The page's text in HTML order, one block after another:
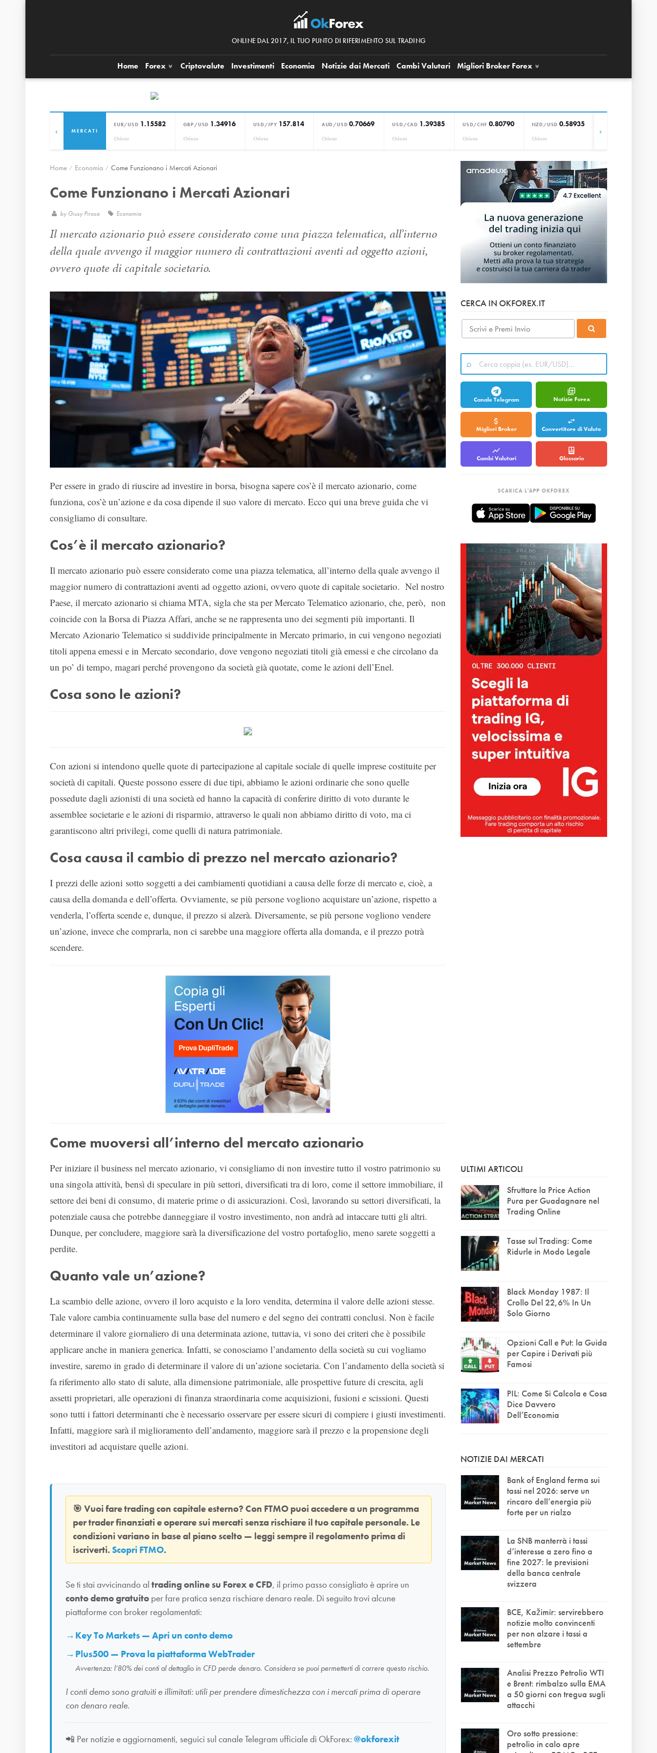
ONLINE DAL 2017, IL TUO PUNTO DI RIFERIMENTO SUL TRADING
Home Forex Criptovalute Investimenti Economia Notizie dai Mercati Cambi Valutari Migliori Broker Forex
MERCATI
EUR/USD 1.15582
Chiuso
GBP/USD 1.34916
Chiuso
USD/JPY 157.814
Chiuso
AUD/USD 0.70669
Chiuso
USD/CAD 1.39385
Chiuso
USD/CHF 0.80790
Chiuso
NZD/USD 0.58935
Chiuso
‹ ›
Home Economia Come Funzionano i Mercati Azionari
Come Funzionano i Mercati Azionari
by Giusy Pirosa Economia
Il mercato azionario può essere considerato come una piazza telematica, all’interno
della quale avvengo il maggior numero di contrattazioni aventi ad oggetto azioni,
ovvero quote di capitale societario.
Per essere in grado di riuscire ad investire in borsa, bisogna sapere cos’è il mercato azionario, come
funziona, cos’è un’azione e da cosa dipende il suo valore di mercato. Ecco qui una breve guida che vi
consigliamo di consultare.
Cos’è il mercato azionario?
Il mercato azionario può essere considerato come una piazza telematica, all’interno della quale avvengo il
maggior numero di contrattazioni aventi ad oggetto azioni, ovvero quote di capitale societario. Nel nostro
Paese, il mercato azionario si chiama MTA, sigla che sta per Mercato Telematico azionario, che, però, non
coincide con la Borsa di Piazza Affari, anche se ne rappresenta uno dei segmenti più importanti. Il
Mercato Azionario Telematico si suddivide principalmente in Mercato primario, in cui vengono negoziati
titoli appena emessi e in Mercato secondario, dove vengono negoziati titoli già emessi e che circolano da
un po’ di tempo, magari perché provengono da società già quotate, come le azioni dell’Enel.
Cosa sono le azioni?
Con azioni si intendono quelle quote di partecipazione al capitale sociale di quelle imprese costituite per
società di capitali. Queste possono essere di due tipi, abbiamo le azioni ordinarie che sono quelle
possedute dagli azionisti di una società ed hanno la capacità di conferire diritto di voto durante le
assemblee societarie e le azioni di risparmio, attraverso le quali non abbiamo diritto di voto, ma ci
garantiscono altri privilegi, come quelli di natura patrimoniale.
Cosa causa il cambio di prezzo nel mercato azionario?
I prezzi delle azioni sotto soggetti a dei cambiamenti quotidiani a causa delle forze di mercato e, cioè, a
causa della domanda e dell’offerta. Ovviamente, se più persone vogliono acquistare un’azione, rispetto a
venderla, l’offerta scende e, dunque, il prezzo si alzerà. Diversamente, se più persone vogliono vendere
un’azione, invece che comprarla, non ci sarebbe una maggiore offerta alla domanda, e il prezzo potrà
scendere.
Come muoversi all’interno del mercato azionario
Per iniziare il business nel mercato azionario, vi consigliamo di non investire tutto il vostro patrimonio su
una singola attività, bensì di speculare in più settori, diversificati tra di loro, come il settore immobiliare, il
settore dei beni di consumo, di materie prime o di assicurazioni. Così, lavorando su settori diversificati, la
potenziale causa che potrebbe danneggiare il vostro investimento, non andrà ad intaccare tutti gli altri.
Dunque, per concludere, maggiore sarà la diversificazione del vostro portafoglio, meno sarete soggetti a
perdite.
Quanto vale un’azione?
La scambio delle azione, ovvero il loro acquisto e la loro vendita, determina il valore delle azioni stesse.
Tale valore cambia continuamente sulla base del numero e del segno dei contratti conclusi. Non è facile
determinare il valore giornaliero di una determinata azione, tuttavia, vi sono dei criteri che è possibile
applicare anche in maniera generica. Infatti, se conosciamo l’andamento della società su cui vogliamo
investire, saremo in grado di determinare il valore di un’azione societaria. Con l’andamento della società si
fa riferimento allo stato di salute, alla dimensione patrimoniale, alle prospettive future di crescita, agli
assetti proprietari, alle operazioni di finanza straordinaria come acquisizioni, fusioni e scissioni. Questi
sono tutti i fattori determinanti che è necessario osservare per essere sicuri di compiere i giusti investimenti.
Infatti, maggiore sarà il miglioramento dell’andamento, maggiore sarà il prezzo e la propensione degli
investitori ad acquistare quelle azioni.
🎯 Vuoi fare trading con capitale esterno? Con FTMO puoi accedere a un programma
per trader finanziati e operare sui mercati senza rischiare il tuo capitale personale. Le
condizioni variano in base al piano scelto — leggi sempre il regolamento prima di
iscriverti. Scopri FTMO.
Se ti stai avvicinando al trading online su Forex e CFD, il primo passo consigliato è aprire un
conto demo gratuito per fare pratica senza rischiare denaro reale. Di seguito trovi alcune
piattaforme con broker regolamentati:
Key To Markets — Apri un conto demo
Plus500 — Prova la piattaforma WebTrader
Avvertenza: l’80% dei conti al dettaglio in CFD perde denaro. Considera se puoi permetterti di correre questo rischio.
I conti demo sono gratuiti e illimitati: utili per prendere dimestichezza con i mercati prima di operare
con denaro reale.
📲 Per notizie e aggiornamenti, seguici sul canale Telegram ufficiale di OkForex: @okforexit
CERCA IN OKFOREX.IT
Canale Telegram Notizie Forex
Migliori Broker Convertitore di Valute
Cambi Valutari Glossario
SCARICA L'APP OKFOREX
ULTIMI ARTICOLI
Sfruttare la Price Action
Pura per Guadagnare nel
Trading Online
Tasse sul Trading: Come
Ridurle in Modo Legale
Black Monday 1987: Il
Crollo Del 22,6% In Un
Solo Giorno
Opzioni Call e Put: la Guida
per Capire i Derivati più
Famosi
PIL: Come Si Calcola e Cosa
Dice Davvero
Dell’Economia
NOTIZIE DAI MERCATI
Bank of England ferma sui
tassi nel 2026: serve un
rincaro dell’energia più
forte per un rialzo
La SNB manterrà i tassi
d’interesse a zero fino a
fine 2027: le previsioni
della banca centrale
svizzera
BCE, Kažimír: servirebbero
notizie molto convincenti
per non alzare i tassi a
settembre
Analisi Prezzo Petrolio WTI
e Brent: rimbalzo sulla EMA
a 50 giorni con tregua sugli
attacchi
Oro sotto pressione:
petrolio in calo apre